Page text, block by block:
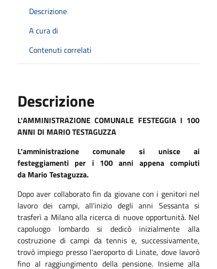
Descrizione
A cura di
Contenuti correlati
Descrizione
L'AMMINISTRAZIONE COMUNALE FESTEGGIA I 100
ANNI DI MARIO TESTAGUZZA
L'amministrazione comunale si unisce ai
festeggiamenti per i 100 anni appena compiuti
da Mario Testaguzza.
Dopo aver collaborato fin da giovane con i genitori nel
lavoro dei campi, all'inizio degli anni Sessanta si
trasferì a Milano alla ricerca di nuove opportunità. Nel
capoluogo lombardo si dedicò inizialmente alla
costruzione di campi da tennis e, successivamente,
trovò impiego presso l'aeroporto di Linate, dove lavorò
fino al raggiungimento della pensione. Insieme alla